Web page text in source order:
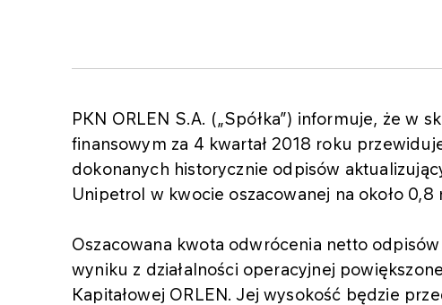
PKN ORLEN S.A. („Spółka”) informuje, że w
finansowym za 4 kwartał 2018 roku
dokonanych historycznie odpisów
Unipetrol w kwocie oszacowanej na około 0,8
Oszacowana kwota odwrócenia netto
wyniku z działalności operacyjnej
Kapitałowej ORLEN. Jej wysokość będzie